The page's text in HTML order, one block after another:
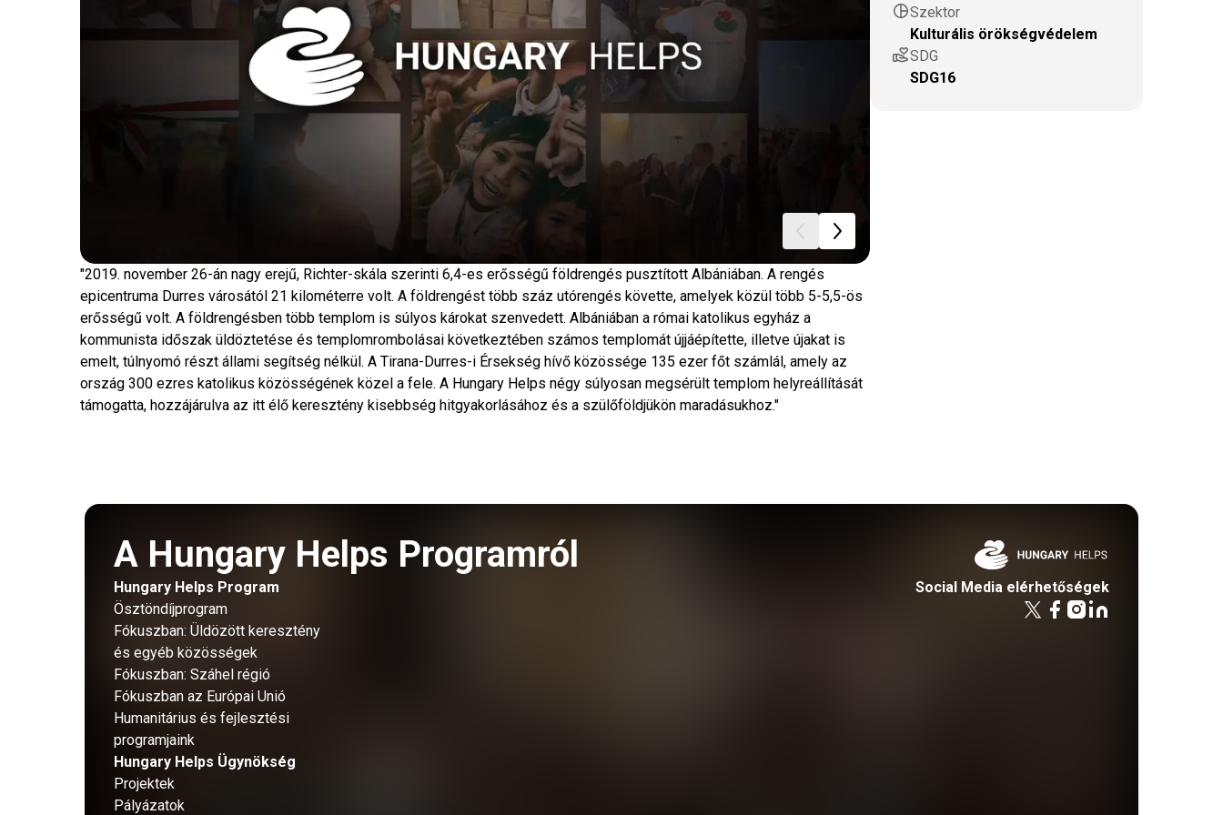
"2019. november 26-án nagy erejű, Richter-skála szerinti 6,4-es erősségű földrengés pusztított Albániában. A rengés
epicentruma Durres városától 21 kilométerre volt. A földrengést több száz utórengés követte, amelyek közül több 5-5,5-ös
erősségű volt. A földrengésben több templom is súlyos károkat szenvedett. Albániában a római katolikus egyház a
kommunista időszak üldöztetése és templomrombolásai következtében számos templomát újjáépítette, illetve újakat is
emelt, túlnyomó részt állami segítség nélkül. A Tirana-Durres-i Érsekség hívő közössége 135 ezer főt számlál, amely az
ország 300 ezres katolikus közösségének közel a fele. A Hungary Helps négy súlyosan megsérült templom helyreállítását
támogatta, hozzájárulva az itt élő keresztény kisebbség hitgyakorlásához és a szülőföldjükön maradásukhoz."
pie_chartSzektor
Kulturális örökségvédelem
volunteer_activismSDG
SDG16
A Hungary Helps Programról
Hungary Helps Program
Ösztöndíjprogram
Fókuszban: Üldözött keresztény
és egyéb közösségek
Fókuszban: Száhel régió
Fókuszban az Európai Unió
Humanitárius és fejlesztési
programjaink
Hungary Helps Ügynökség
Projektek
Pályázatok
Social Media elérhetőségek